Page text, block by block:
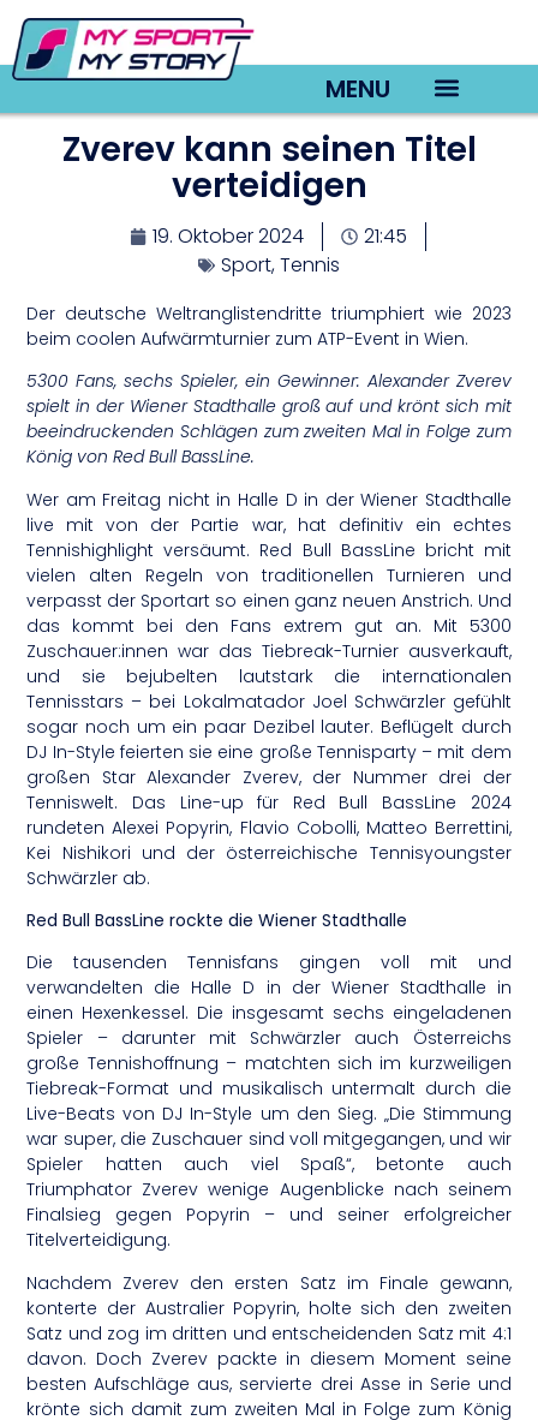
MENU
Zverev kann seinen Titel
verteidigen
19. Oktober 2024
21:45
Sport,Tennis
Der deutsche Weltranglistendritte triumphiert wie 2023
beim coolen Aufwärmturnier zum ATP-Event in Wien.
5300 Fans, sechs Spieler, ein Gewinner: Alexander Zverev
spielt in der Wiener Stadthalle groß auf und krönt sich mit
beeindruckenden Schlägen zum zweiten Mal in Folge zum
König von Red Bull BassLine.
Wer am Freitag nicht in Halle D in der Wiener Stadthalle
live mit von der Partie war, hat definitiv ein echtes
Tennishighlight versäumt. Red Bull BassLine bricht mit
vielen alten Regeln von traditionellen Turnieren und
verpasst der Sportart so einen ganz neuen Anstrich. Und
das kommt bei den Fans extrem gut an. Mit 5300
Zuschauer:innen war das Tiebreak-Turnier ausverkauft,
und sie bejubelten lautstark die internationalen
Tennisstars – bei Lokalmatador Joel Schwärzler gefühlt
sogar noch um ein paar Dezibel lauter. Beflügelt durch
DJ In-Style feierten sie eine große Tennisparty – mit dem
großen Star Alexander Zverev, der Nummer drei der
Tenniswelt. Das Line-up für Red Bull BassLine 2024
rundeten Alexei Popyrin, Flavio Cobolli, Matteo Berrettini,
Kei Nishikori und der österreichische Tennisyoungster
Schwärzler ab.
Red Bull BassLine rockte die Wiener Stadthalle
Die tausenden Tennisfans gingen voll mit und
verwandelten die Halle D in der Wiener Stadthalle in
einen Hexenkessel. Die insgesamt sechs eingeladenen
Spieler – darunter mit Schwärzler auch Österreichs
große Tennishoffnung – matchten sich im kurzweiligen
Tiebreak-Format und musikalisch untermalt durch die
Live-Beats von DJ In-Style um den Sieg. „Die Stimmung
war super, die Zuschauer sind voll mitgegangen, und wir
Spieler hatten auch viel Spaß“, betonte auch
Triumphator Zverev wenige Augenblicke nach seinem
Finalsieg gegen Popyrin – und seiner erfolgreicher
Titelverteidigung.
Nachdem Zverev den ersten Satz im Finale gewann,
konterte der Australier Popyrin, holte sich den zweiten
Satz und zog im dritten und entscheidenden Satz mit 4:1
davon. Doch Zverev packte in diesem Moment seine
besten Aufschläge aus, servierte drei Asse in Serie und
krönte sich damit zum zweiten Mal in Folge zum König